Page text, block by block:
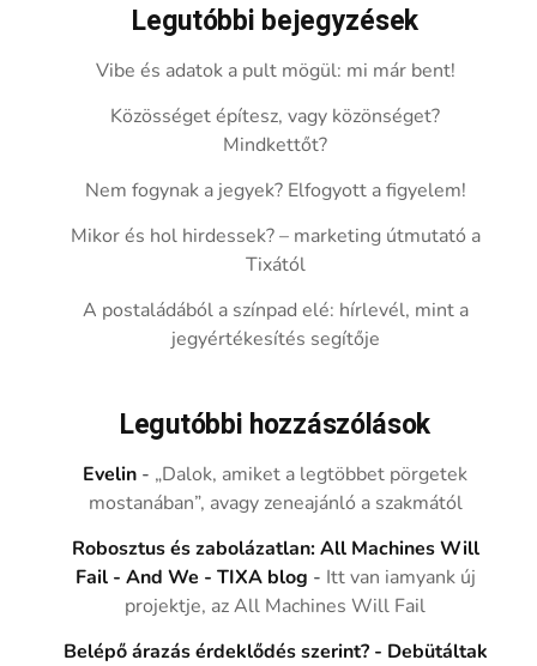
Legutóbbi bejegyzések
Vibe és adatok a pult mögül: mi már bent!
Közösséget építesz, vagy közönséget?
Mindkettőt?
Nem fogynak a jegyek? Elfogyott a figyelem!
Mikor és hol hirdessek? – marketing útmutató a
Tixától
A postaládából a színpad elé: hírlevél, mint a
jegyértékesítés segítője
Legutóbbi hozzászólások
Evelin - „Dalok, amiket a legtöbbet pörgetek
mostanában”, avagy zeneajánló a szakmától
Robosztus és zabolázatlan: All Machines Will
Fail - And We - TIXA blog - Itt van iamyank új
projektje, az All Machines Will Fail
Belépő árazás érdeklődés szerint? - Debütáltak